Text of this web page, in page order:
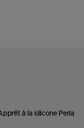
à la silicone Perla